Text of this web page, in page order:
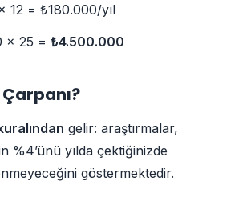
12 = ₺180.000/yıl
× 25 = ₺4.500.000
gelir: araştırmalar,
%4’ünü yılda çektiğinizde
göstermektedir.